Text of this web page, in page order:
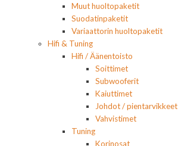
Muut huoltopaketit
Suodatinpaketit
Variaattorin huoltopaketit
Hifi & Tuning
Hifi / Äänentoisto
Soittimet
Subwooferit
Kaiuttimet
Johdot / pientarvikkeet
Vahvistimet
Tuning
Korinosat